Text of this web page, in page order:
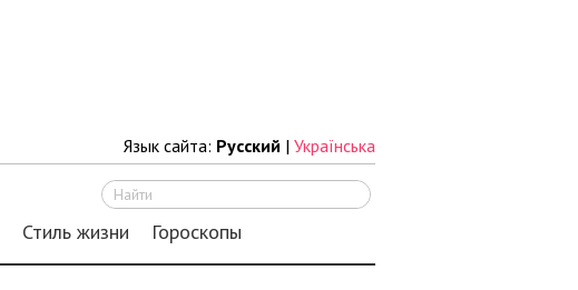
Язык сайта: Русский | Українська
Стиль жизни Гороскопы